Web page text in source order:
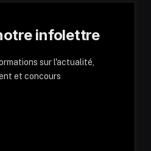
infolettre
sur l'actualité,
et concours